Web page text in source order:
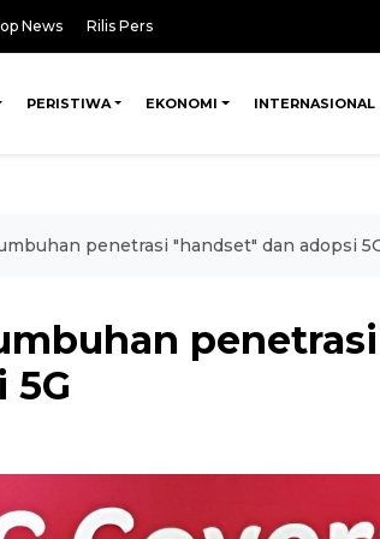
News Rilis Pers
PERISTIWA EKONOMI INTERNASIONAL
penetrasi "handset" dan adopsi
penetrasi
5G